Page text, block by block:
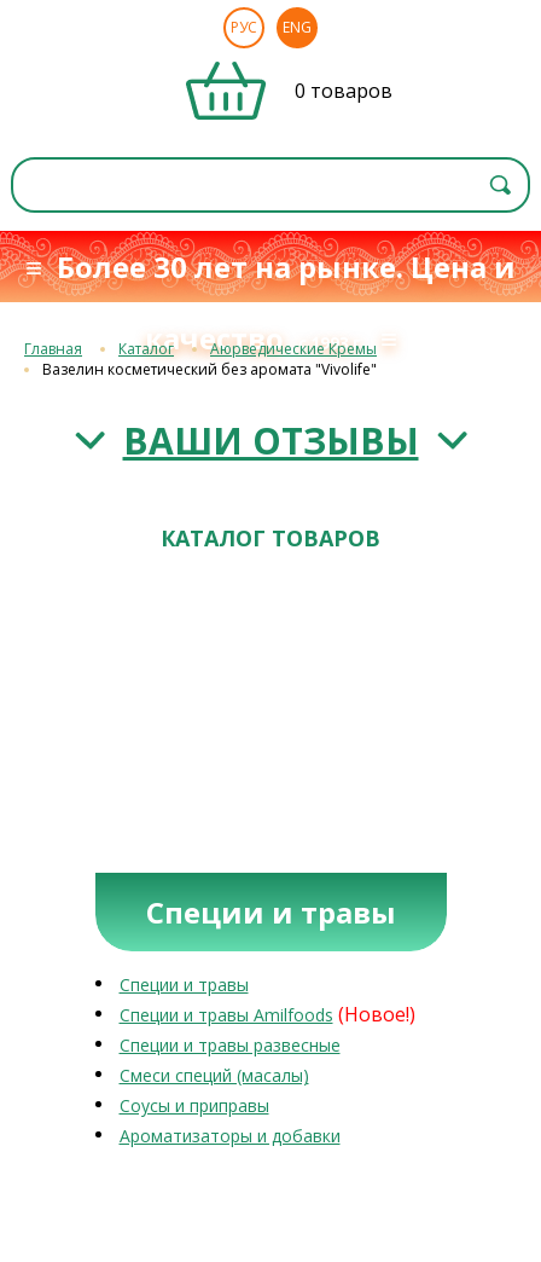
РУС ENG
0 товаров
≡ Более 30 лет на рынке. Цена и
качествос 1993 г.≡
Главная Каталог
Аюрведические Кремы
Вазелин косметический без аромата "Vivolife"
ВАШИ ОТЗЫВЫ
КАТАЛОГ ТОВАРОВ
Специи и травы
Специи и травы
Специи и травы Amilfoods (Новое!)
Специи и травы развесные
Смеси специй (масалы)
Соусы и приправы
Ароматизаторы и добавки